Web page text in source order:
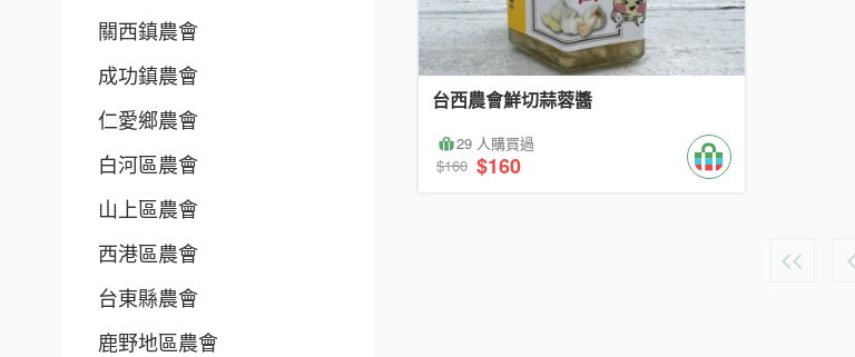
關西鎮農會
成功鎮農會
仁愛鄉農會
白河區農會
山上區農會
西港區農會
台東縣農會
鹿野地區農會
台西農會鮮切蒜蓉醬
29 人購買過
$160 $160